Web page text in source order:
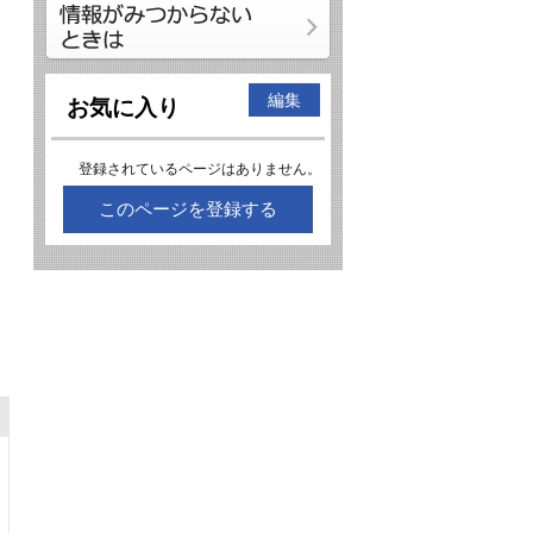
お気に入り 編集
登録されているページはありません。
このページを登録する